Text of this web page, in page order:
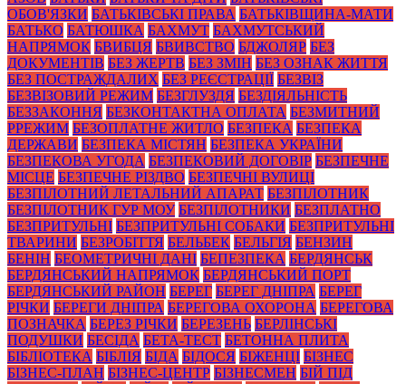
ОБОВ'ЯЗКИ БАТЬКІВСЬКІ ПРАВА БАТЬКІВЩИНА-МАТИ
БАТЬКО БАТЮШКА БАХМУТ БАХМУТСЬКИЙ
НАПРЯМОК БВИБЦЯ БВИВСТВО БДЖОЛЯР БЕЗ
ДОКУМЕНТІВ БЕЗ ЖЕРТВ БЕЗ ЗМІН БЕЗ ОЗНАК ЖИТТЯ
БЕЗ ПОСТРАЖДАЛИХ БЕЗ РЕЄСТРАЦІЇ БЕЗВІЗ
БЕЗВІЗОВИЙ РЕЖИМ БЕЗГЛУЗДЯ БЕЗДІЯЛЬНІСТЬ
БЕЗЗАКОННЯ БЕЗКОНТАКТНА ОПЛАТА БЕЗМИТНИЙ
РРЕЖИМ БЕЗОПЛАТНЕ ЖИТЛО БЕЗПЕКА БЕЗПЕКА
ДЕРЖАВИ БЕЗПЕКА МІСТЯН БЕЗПЕКА УКРАЇНИ
БЕЗПЕКОВА УГОДА БЕЗПЕКОВИЙ ДОГОВІР БЕЗПЕЧНЕ
МІСЦЕ БЕЗПЕЧНЕ РІЗДВО БЕЗПЕЧНІ ВУЛИЦІ
БЕЗПІЛОТНИЙ ЛЕТАЛЬНИЙ АПАРАТ БЕЗПІЛОТНИК
БЕЗПІЛОТНИК ГУР МОУ БЕЗПІЛОТНИКИ БЕЗПЛАТНО
БЕЗПРИТУЛЬНІ БЕЗПРИТУЛЬНІ СОБАКИ БЕЗПРИТУЛЬНІ
ТВАРИНИ БЕЗРОБІТТЯ БЕЛЬБЕК БЕЛЬГІЯ БЕНЗИН
БЕНІН БЕОМЕТРИЧНІ ДАНІ БЕПЕЗПЕКА БЕРДЯНСЬК
БЕРДЯНСЬКИЙ НАПРЯМОК БЕРДЯНСЬКИЙ ПОРТ
БЕРДЯНСЬКИЙ РАЙОН БЕРЕГ БЕРЕГ ДНІПРА БЕРЕГ
РІЧКИ БЕРЕГИ ДНІПРА БЕРЕГОВА ОХОРОНА БЕРЕГОВА
ПОЗНАЧКА БЕРЕЗ РІЧКИ БЕРЕЗЕНЬ БЕРЛІНСЬКІ
ПОДУШКИ БЕСІДА БЕТА-ТЕСТ БЕТОННА ПЛИТА
БІБЛІОТЕКА БІБЛІЯ БІДА БІДОСЯ БІЖЕНЦІ БІЗНЕС
БІЗНЕС-ПЛАН БІЗНЕС-ЦЕНТР БІЗНЕСМЕН БІЙ ПІД